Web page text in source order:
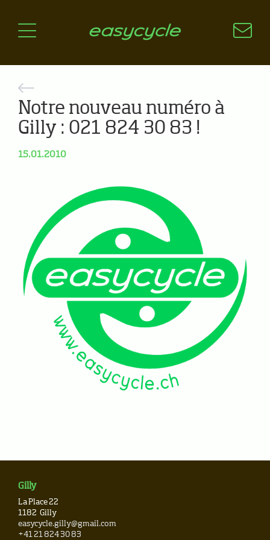
Aspects techniques
Questions / Réponses
A jour
News
Notre nouveau numéro à
Gilly : 021 824 30 83 !
15.01.2010
Gilly
La Place 22
1182 Gilly
easycycle.gilly@gmail.com
+41 21 824 30 83